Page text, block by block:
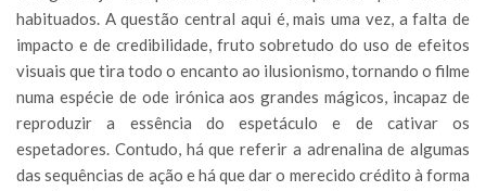
habituados. A questão central aqui é, mais uma vez, a falta de
impacto e de credibilidade, fruto sobretudo do uso de efeitos
visuais que tira todo o encanto ao ilusionismo, tornando o filme
numa espécie de ode irónica aos grandes mágicos, incapaz de
reproduzir a essência do espetáculo e de cativar os
espetadores. Contudo, há que referir a adrenalina de algumas
das sequências de ação e há que dar o merecido crédito à forma